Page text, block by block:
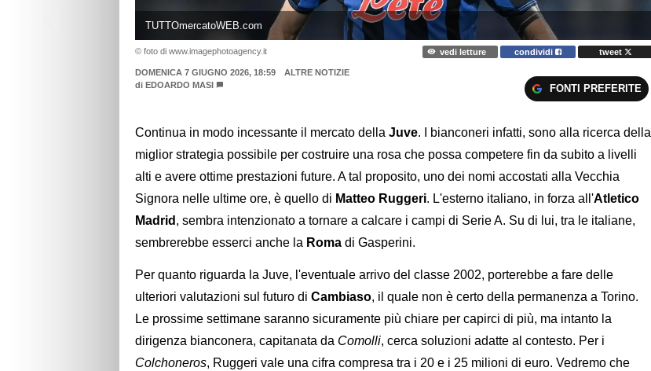
TUTTOmercatoWEB.com
© foto di www.imagephotoagency.it vedi letture condividi tweet
DOMENICA 7 GIUGNO 2026, 18:59
ALTRE NOTIZIE
di EDOARDO MASI FONTI PREFERITE
Continua in modo incessante il mercato della Juve. I bianconeri infatti, sono alla ricerca della
miglior strategia possibile per costruire una rosa che possa competere fin da subito a livelli
alti e avere ottime prestazioni future. A tal proposito, uno dei nomi accostati alla Vecchia
Signora nelle ultime ore, è quello di Matteo Ruggeri. L'esterno italiano, in forza all'Atletico
Madrid , sembra intenzionato a tornare a calcare i campi di Serie A. Su di lui, tra le italiane,
sembrerebbe esserci anche la Roma di Gasperini.
Per quanto riguarda la Juve, l'eventuale arrivo del classe 2002, porterebbe a fare delle
ulteriori valutazioni sul futuro di Cambiaso, il quale non è certo della permanenza a Torino.
Le prossime settimane saranno sicuramente più chiare per capirci di più, ma intanto la
dirigenza bianconera, capitanata da Comolli, cerca soluzioni adatte al contesto. Per i
Colchoneros, Ruggeri vale una cifra compresa tra i 20 e i 25 milioni di euro. Vedremo che